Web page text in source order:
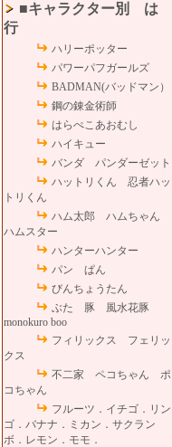
■キャラクター別 は
行
ハリーポッター
パワーパフガールズ
BADMAN(バッドマン）
鋼の錬金術師
はらぺこあおむし
ハイキュー
バンダ パンダーゼット
ハットリくん 忍者ハッ
トリくん
ハム太郎 ハムちゃん
ハムスター
ハンターハンター
パン ぱん
びんちょうたん
ぶた 豚 風水花豚
monokuro boo
フィリックス フェリッ
クス
不二家 ペコちゃん ポ
コちゃん
フルーツ．イチゴ．リン
ゴ．バナナ．ミカン．サクラン
ボ．レモン．モモ．